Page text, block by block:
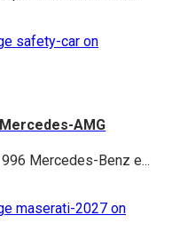
AMG
Mercedes-Benz e...